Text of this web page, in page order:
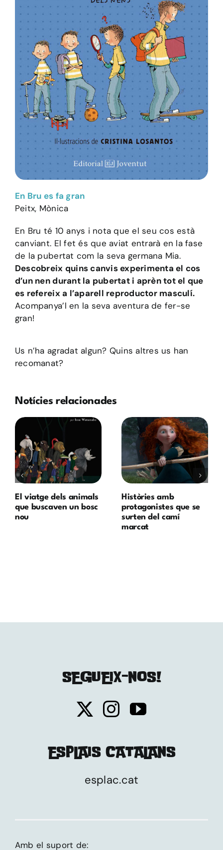
En Bru es fa gran
Peitx, Mònica
En Bru té 10 anys i nota que el seu cos està
canviant. El fet és que aviat entrarà en la fase
de la pubertat com la seva germana Mia.
Descobreix quins canvis experimenta el cos
d’un nen durant la pubertat i aprèn tot el que
es refereix a l’aparell reproductor masculí.
Acompanya’l en la seva aventura de fer-se
gran!
Us n’ha agradat algun? Quins altres us han
recomanat?
Notícies relacionades
El viatge dels animals
que buscaven un bosc
nou
Històries amb
protagonistes que se
surten del camí
marcat
SEGUEIX-NOS!
ESPLAIS CATALANS
esplac.cat
Amb el suport de: